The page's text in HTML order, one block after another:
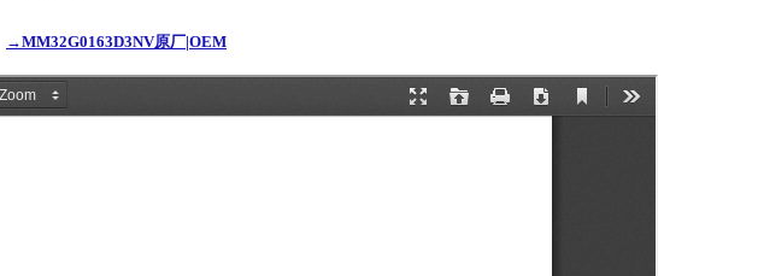
→MM32G0163D3NV原厂|OEM